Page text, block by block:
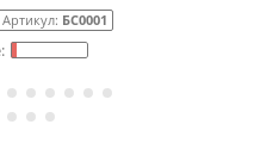
Артикул: БС0001